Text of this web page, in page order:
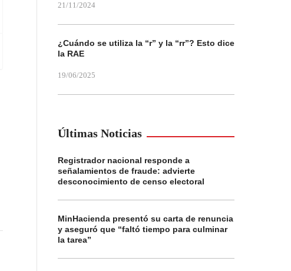
21/11/2024
¿Cuándo se utiliza la “r” y la “rr”? Esto dice
la RAE
19/06/2025
Últimas Noticias
Registrador nacional responde a
señalamientos de fraude: advierte
desconocimiento de censo electoral
MinHacienda presentó su carta de renuncia
y aseguró que “faltó tiempo para culminar
la tarea”